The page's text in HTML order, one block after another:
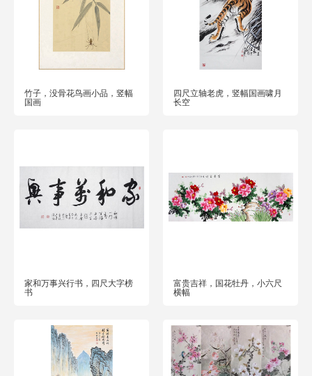
竹子，没骨花鸟画小品，竖幅
国画
四尺立轴老虎，竖幅国画啸月
长空
家和万事兴行书，四尺大字榜
书
富贵吉祥，国花牡丹，小六尺
横幅